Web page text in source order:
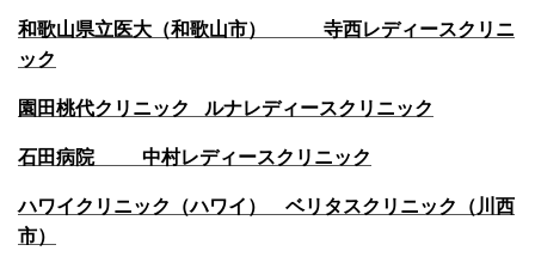
和歌山県立医大（和歌山市） 寺西レディースクリニ
ック
園田桃代クリニック ルナレディースクリニック
石田病院 中村レディースクリニック
ハワイクリニック（ハワイ） ベリタスクリニック（川西
市）